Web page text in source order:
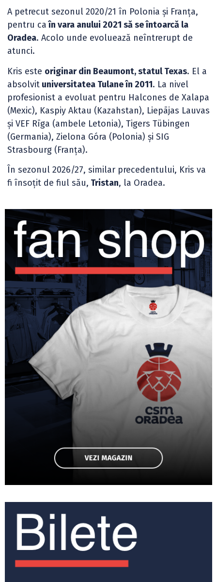
A petrecut sezonul 2020/21 în Polonia și Franța,
pentru caîn vara anului 2021 să se întoarcă la
Oradea. Acolo unde evoluează neîntrerupt de
atunci.
Kris este originar din Beaumont, statul Texas. El a
absolvit universitatea Tulane în 2011. La nivel
profesionist a evoluat pentru Halcones de Xalapa
(Mexic), Kaspiy Aktau (Kazahstan), Liepājas Lauvas
și VEF Rīga (ambele Letonia), Tigers Tübingen
(Germania), Zielona Góra (Polonia) și SIG
Strasbourg (Franța).
În sezonul 2026/27, similar precedentului, Kris va
fi însoțit de fiul său, Tristan, la Oradea.